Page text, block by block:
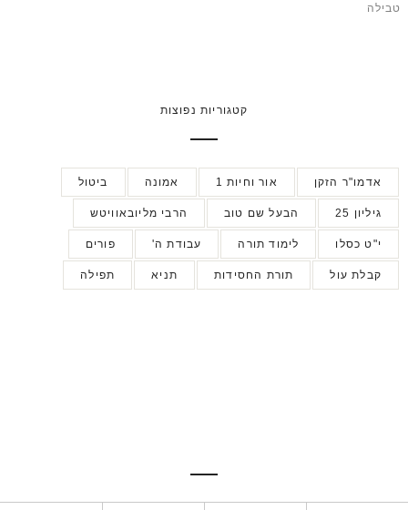
טבילה
קטגוריות נפוצות
אדמו"ר הזקן אור וחיות 1 אמונה ביטול
גיליון 25 הבעל שם טוב הרבי מליובאוויטש
י"ט כסלו לימוד תורה עבודת ה' פורים
קבלת עול תורת החסידות תניא תפילה